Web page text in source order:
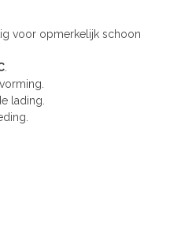
voor opmerkelijk schoon
lading.